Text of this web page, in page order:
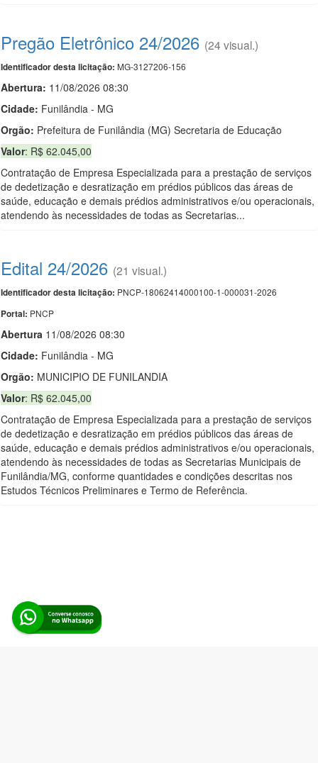
Pregão Eletrônico 24/2026 (24 visual.)
Identificador desta licitação: MG-3127206-156
Abertura: 11/08/2026 08:30
Cidade: Funilândia - MG
Orgão: Prefeitura de Funilândia (MG) Secretaria de Educação
Valor: R$ 62.045,00
Contratação de Empresa Especializada para a prestação de serviços
de dedetização e desratização em prédios públicos das áreas de
saúde, educação e demais prédios administrativos e/ou operacionais,
atendendo às necessidades de todas as Secretarias...
Edital 24/2026 (21 visual.)
Identificador desta licitação: PNCP-18062414000100-1-000031-2026
Portal: PNCP
Abertura 11/08/2026 08:30
Cidade: Funilândia - MG
Orgão: MUNICIPIO DE FUNILANDIA
Valor: R$ 62.045,00
Contratação de Empresa Especializada para a prestação de serviços
de dedetização e desratização em prédios públicos das áreas de
saúde, educação e demais prédios administrativos e/ou operacionais,
atendendo às necessidades de todas as Secretarias Municipais de
Funilândia/MG, conforme quantidades e condições descritas nos
Estudos Técnicos Preliminares e Termo de Referência.